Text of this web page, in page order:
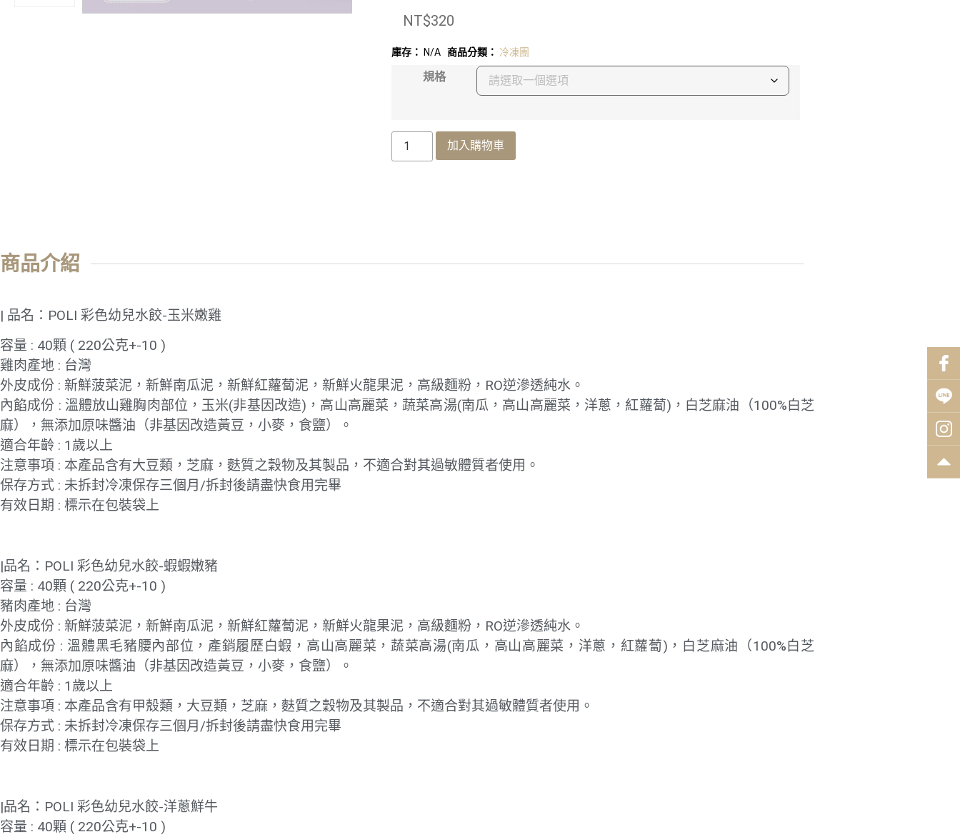
NT$320
庫存： N/A 商品分類： 冷凍團
規格
加入購物車
商品介紹
| 品名：POLI 彩色幼兒水餃-玉米嫩雞
容量 : 40顆 ( 220公克+-10 )
雞肉產地 : 台灣
外皮成份 : 新鮮菠菜泥，新鮮南瓜泥，新鮮紅蘿蔔泥，新鮮火龍果泥，高級麵粉，RO逆滲透純水。
內餡成份 : 溫體放山雞胸肉部位，玉米(非基因改造)，高山高麗菜，蔬菜高湯(南瓜，高山高麗菜，洋蔥，紅蘿蔔)，白芝麻油（100%白芝
麻），無添加原味醬油（非基因改造黃豆，小麥，食鹽）。
適合年齡 : 1歲以上
注意事項 : 本產品含有大豆類，芝麻，麩質之穀物及其製品，不適合對其過敏體質者使用。
保存方式 : 未拆封冷凍保存三個月/拆封後請盡快食用完畢
有效日期 : 標示在包裝袋上
|品名：POLI 彩色幼兒水餃-蝦蝦嫩豬
容量 : 40顆 ( 220公克+-10 )
豬肉產地 : 台灣
外皮成份 : 新鮮菠菜泥，新鮮南瓜泥，新鮮紅蘿蔔泥，新鮮火龍果泥，高級麵粉，RO逆滲透純水。
內餡成份 : 溫體黑毛豬腰內部位，產銷履歷白蝦，高山高麗菜，蔬菜高湯(南瓜，高山高麗菜，洋蔥，紅蘿蔔)，白芝麻油（100%白芝
麻），無添加原味醬油（非基因改造黃豆，小麥，食鹽）。
適合年齡 : 1歲以上
注意事項 : 本產品含有甲殼類，大豆類，芝麻，麩質之穀物及其製品，不適合對其過敏體質者使用。
保存方式 : 未拆封冷凍保存三個月/拆封後請盡快食用完畢
有效日期 : 標示在包裝袋上
|品名：POLI 彩色幼兒水餃-洋蔥鮮牛
容量 : 40顆 ( 220公克+-10 )